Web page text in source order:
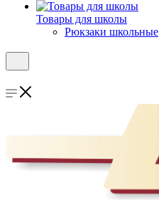
Товары для школы
Рюкзаки школьные